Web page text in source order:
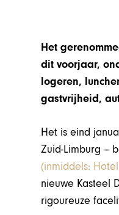
Het
dit voorjaar,
logeren,
gastvrijheid,
Het is eind
Zuid-Limburg –
(inmiddels:
nieuwe Kasteel
rigoureuze